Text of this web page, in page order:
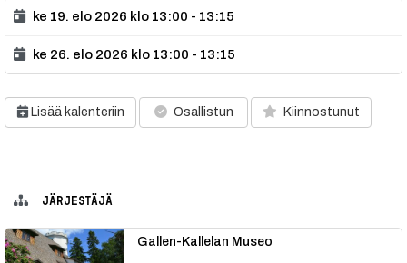
ke 19. elo 2026 klo 13:00 - 13:15
ke 26. elo 2026 klo 13:00 - 13:15
Lisää kalenteriin Osallistun Kiinnostunut
JÄRJESTÄJÄ
Gallen-Kallelan Museo